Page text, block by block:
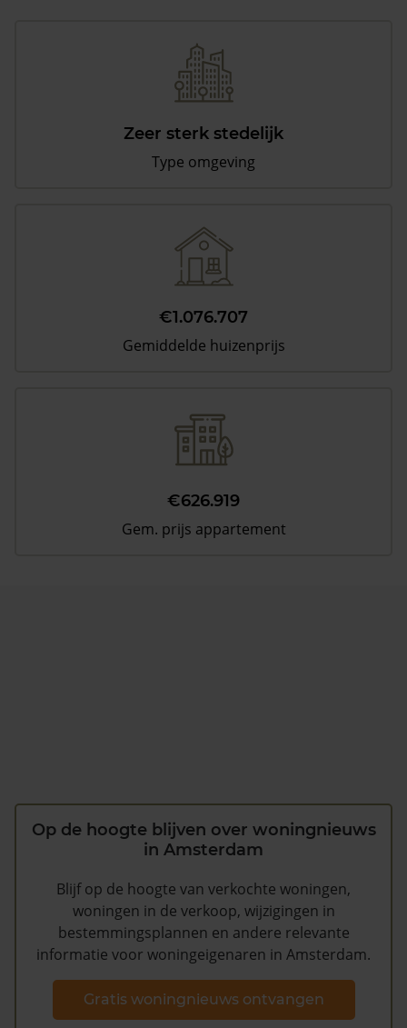
Zeer sterk stedelijk
Type omgeving
€1.076.707
Gemiddelde huizenprijs
€626.919
Gem. prijs appartement
Op de hoogte blijven over woningnieuws
in Amsterdam
Blijf op de hoogte van verkochte woningen,
woningen in de verkoop, wijzigingen in
bestemmingsplannen en andere relevante
informatie voor woningeigenaren in Amsterdam.
Gratis woningnieuws ontvangen